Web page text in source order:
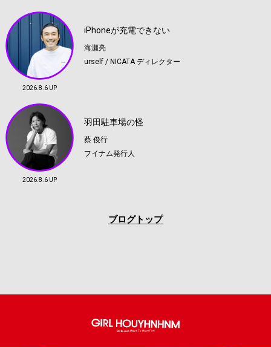
2026.8.6 UP
iPhoneが充電できない
海瀬亮
urself / NICATA ディレクター
2026.8.6 UP
羽田駐車場の怪
蔡 俊行
フイナム発行人
ブログトップ